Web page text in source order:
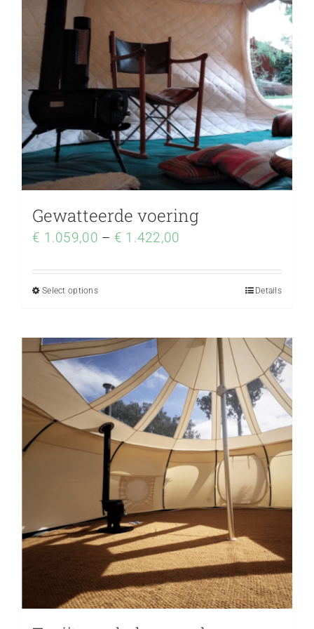
Gewatteerde voering
€ 1.059,00 – € 1.422,00
Select options Details